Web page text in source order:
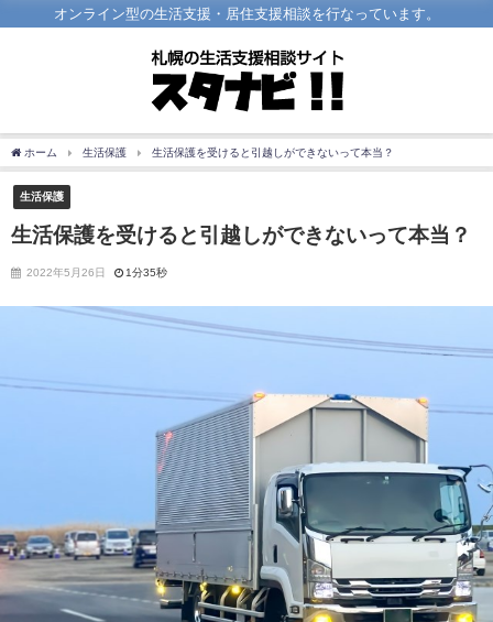
オンライン型の生活支援・居住支援相談を行なっています。
ホーム 生活保護 生活保護を受けると引越しができないって本当？
生活保護
生活保護を受けると引越しができないって本当？
2022年5月26日 1分35秒